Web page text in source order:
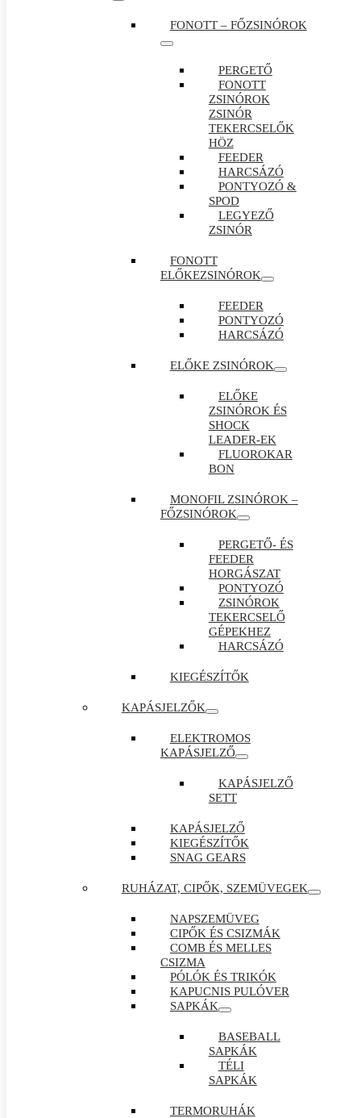
FONOTT – FŐZSINÓROK
PERGETŐ
FONOTT
ZSINÓROK
ZSINÓR
TEKERCSELŐK
HÖZ
FEEDER
HARCSÁZÓ
PONTYOZÓ &
SPOD
LEGYEZŐ
ZSINÓR
FONOTT
ELŐKEZSINÓROK
FEEDER
PONTYOZÓ
HARCSÁZÓ
ELŐKE ZSINÓROK
ELŐKE
ZSINÓROK ÉS
SHOCK
LEADER-EK
FLUOROKAR
BON
MONOFIL ZSINÓROK –
FŐZSINÓROK
PERGETŐ- ÉS
FEEDER
HORGÁSZAT
PONTYOZÓ
ZSINÓROK
TEKERCSELŐ
GÉPEKHEZ
HARCSÁZÓ
KIEGÉSZÍTŐK
KAPÁSJELZŐK
ELEKTROMOS
KAPÁSJELZŐ
KAPÁSJELZŐ
SETT
KAPÁSJELZŐ
KIEGÉSZÍTŐK
SNAG GEARS
RUHÁZAT, CIPŐK, SZEMÜVEGEK
NAPSZEMÜVEG
CIPŐK ÉS CSIZMÁK
COMB ÉS MELLES
CSIZMA
PÓLÓK ÉS TRIKÓK
KAPUCNIS PULÓVER
SAPKÁK
BASEBALL
SAPKÁK
TÉLI
SAPKÁK
TERMORUHÁK